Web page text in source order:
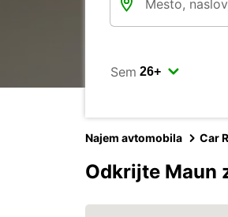
Sem
Najem avtomobila Car
Odkrijte Maun